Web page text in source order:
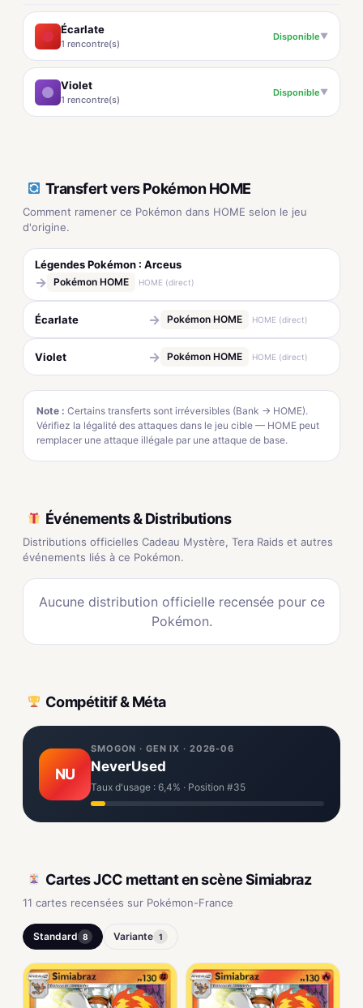
Écarlate
1 rencontre(s)
Disponible▼
Violet
1 rencontre(s)
Disponible▼
Transfert vers Pokémon HOME
Comment ramener ce Pokémon dans HOME selon le jeu
d'origine.
Légendes Pokémon : Arceus
→ Pokémon HOME HOME (direct)
Écarlate → Pokémon HOME HOME (direct)
Violet → Pokémon HOME HOME (direct)
Note : Certains transferts sont irréversibles (Bank → HOME).
Vérifiez la légalité des attaques dans le jeu cible — HOME peut
remplacer une attaque illégale par une attaque de base.
Événements & Distributions
Distributions officielles Cadeau Mystère, Tera Raids et autres
événements liés à ce Pokémon.
Aucune distribution officielle recensée pour ce
Pokémon.
Compétitif & Méta
NU
SMOGON · GEN IX · 2026-06
NeverUsed
Taux d'usage : 6,4% · Position #35
Cartes JCC mettant en scène Simiabraz
11 cartes recensées sur Pokémon-France
Standard 8 Variante 1